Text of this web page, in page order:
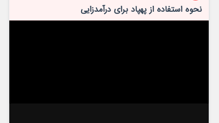
نحوه استفاده از پهپاد برای درآمدزایی